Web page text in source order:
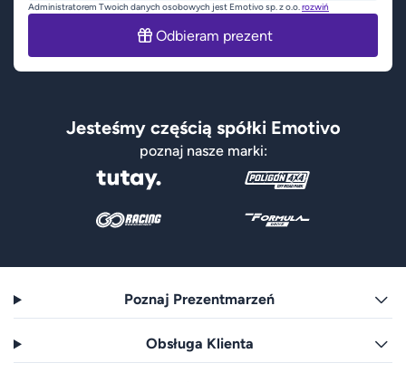
Administratorem Twoich danych osobowych jest Emotivo sp. z o.o.rozwiń
Odbieram prezent
Jesteśmy częścią spółki Emotivo
poznaj nasze marki:
Poznaj Prezentmarzeń
Obsługa Klienta